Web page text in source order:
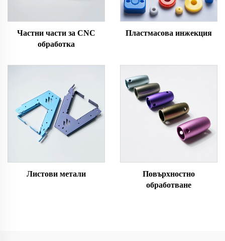
Частни части за CNC
обработка
Пластмасова инжекция
Листови метали
Повърхностно
обработване